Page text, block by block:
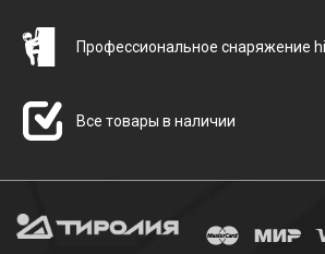
Профессиональное снаряжение
Все товары в наличии